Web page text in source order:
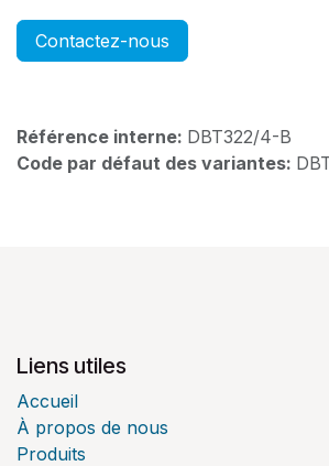
Contactez-nous
Référence interne: DBT322/4-B
Code par défaut des variantes:
Liens utiles
Accueil
À propos de nous
Produits